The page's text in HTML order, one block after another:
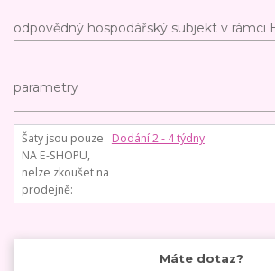
odpovědný hospodářský subjekt v rámci
parametry
Šaty jsou pouze
NA E-SHOPU,
nelze zkoušet na
prodejně
Dodání 2 - 4 týdny
Máte dotaz?